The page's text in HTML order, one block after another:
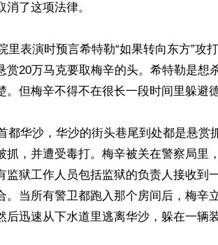
了这项法律。
里表演时预言希特勒“如果转向东方”攻
20万马克要取梅辛的头。希特勒是想
但梅辛不得不在很长一段时间里躲避
都华沙，华沙的街头巷尾到处都是悬赏
抓，并遭受毒打。梅辛被关在警察局里
监狱工作人员包括监狱的负责人接收到
。当所有警卫都跑入那个房间后，梅辛
迅速从下水道里逃离华沙，躲在一辆